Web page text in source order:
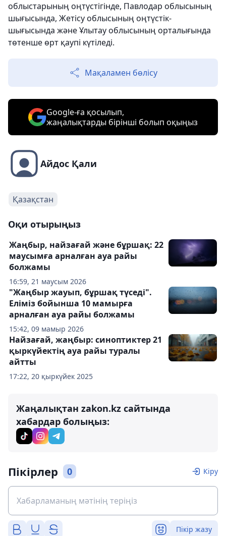
облыстарының оңтүстігінде, Павлодар облысының
шығысында, Жетісу облысының оңтүстік-
шығысында және Ұлытау облысының орталығында
төтенше өрт қаупі күтіледі.
Мақаламен бөлісу
Google-ға қосылып,
жаңалықтарды бірінші болып оқыңыз
Айдос Қали
Қазақстан
Оқи отырыңыз
16:59, 21 маусым 2026
Жаңбыр, найзағай және бұршақ: 22
маусымға арналған ауа райы
болжамы
15:42, 09 мамыр 2026
"Жаңбыр жауып, бұршақ түседі".
Еліміз бойынша 10 мамырға
арналған ауа райы болжамы
17:22, 20 қыркүйек 2025
Найзағай, жаңбыр: синоптиктер 21
қыркүйектің ауа райы туралы
айтты
Жаңалықтан zakon.kz сайтында
хабардар болыңыз:
Пікірлер 0 Кіру
Пікір жазу